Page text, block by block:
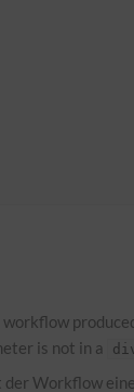
is not in a
Workflow